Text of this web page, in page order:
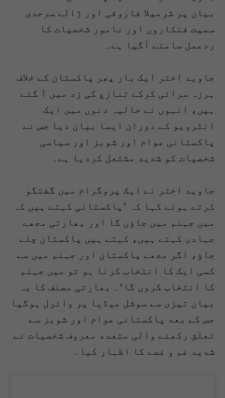
بیان پر شرمیلا فاروقی اور ژالے سرحدی
سمیت فنکاروں اور نامور شخصیات کا
ردعمل سامنے آگیا ہے۔
جاوید اختر ایک بار پھر پاکستان کے خلاف
ہرزہ سرائی کرکے تنازع کی زد میں آ گئے
ہیں، انہوں نے حالیہ دنوں میں ایک
انٹرویو کے دوران ایسا بیان دیا جس نے
پاکستانی عوام اور شوبز اور سیاسی
شخصیات کو شدید مشتعل کردیا ہے۔
جاوید اختر نے ایک پروگرام میں گفتگو
کرتے ہوئے کہا کہ ’پاکستانی کہتے ہیں کہ
میں جہنم میں جاؤں گا اور بھارتی مجھے
جہادی کہتے ہیں، کہتے ہیں پاکستان چلے
جاؤ، اگر مجھے پاکستان اور جہنم میں سے
کسی ایک کا انتخاب کرنا ہو تو میں جہنم
کا انتخاب کروں گا‘۔ بھارتی مصنف کا یہ
بیان تیزی سے سوشل میڈیا پر وائرل ہوگیا
جس کے بعد پاکستانی عوام اور شوبز سے
تعلق رکھنے والی متعدد معروف شخصیات نے
شدید غم و غصے کا اظہار کیا۔